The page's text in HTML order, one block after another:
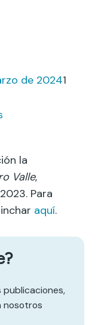
de 20241
la
Valle,
Para
aquí.
nosotros